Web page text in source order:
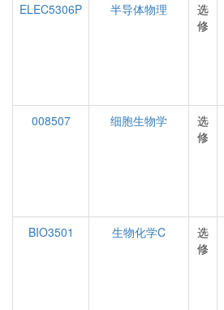
ELEC5306P
半导体物理
选
修
008507
细胞生物学
选
修
BIO3501
生物化学C
选
修